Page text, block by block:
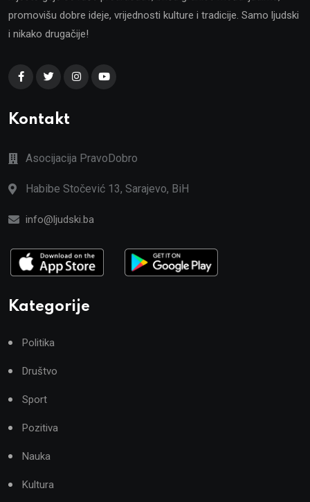
promovišu dobre ideje, vrijednosti kulture i tradicije. Samo ljudski
i nikako drugačije!
Kontakt
Asocijacija PravoDobro
Habibe Stočević 13, Sarajevo, BiH
info@ljudski.ba
Kategorije
Politika
Društvo
Sport
Pozitiva
Nauka
Kultura